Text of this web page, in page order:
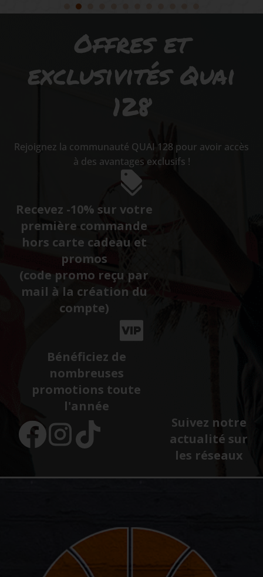
Offres et
exclusivités Quai
128
Rejoignez la communauté QUAI 128 pour avoir accès
à des avantages exclusifs !
Recevez -10% sur votre
première commande
hors carte cadeau et
promos
(code promo reçu par
mail à la création du
compte)
Bénéficiez de
nombreuses
promotions toute
l'année
Suivez notre
actualité sur
les réseaux